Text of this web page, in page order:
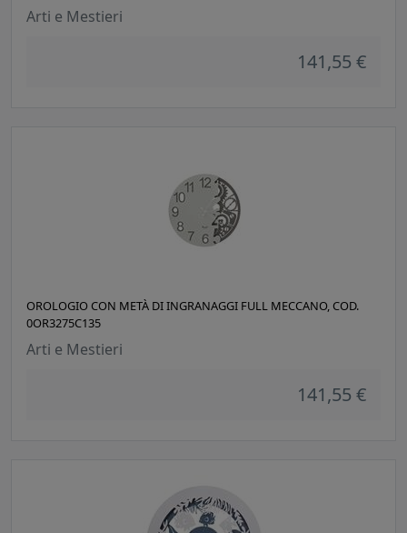
Arti e Mestieri
141,55 €
OROLOGIO CON METÀ DI INGRANAGGI FULL MECCANO, COD.
0OR3275C135
Arti e Mestieri
141,55 €